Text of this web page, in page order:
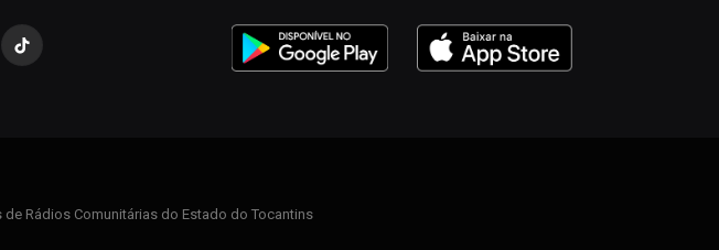
TikTok
Rádios Comunitárias do Estado do Tocantins